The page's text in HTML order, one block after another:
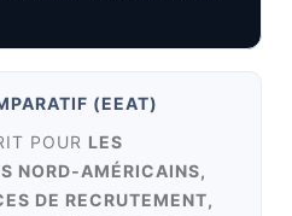
(EEAT)
POUR LES
NORD‑AMÉRICAINS,
DE RECRUTEMENT,